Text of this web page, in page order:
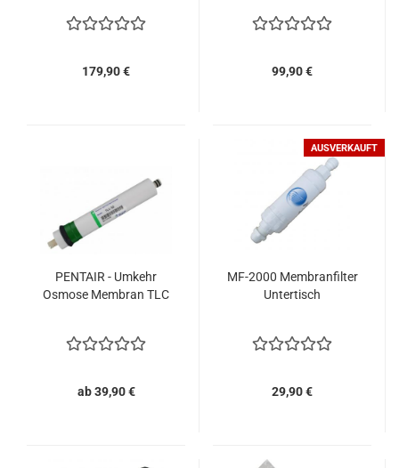
179,90 € 99,90 €
PENTAIR - Umkehr
Osmose Membran TLC
ab 39,90 €
AUSVERKAUFT
MF-2000 Membranfilter
Untertisch
29,90 €